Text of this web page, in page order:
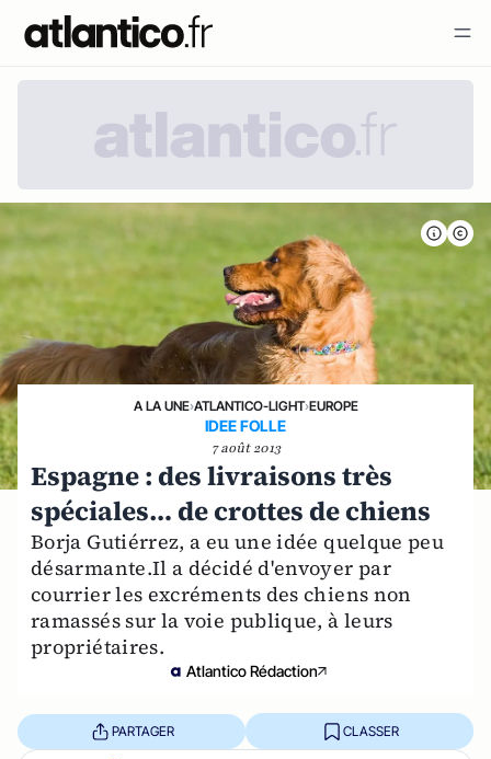
A LA UNE›ATLANTICO-LIGHT›EUROPE
IDEE FOLLE
7 août 2013
Espagne : des livraisons très
spéciales… de crottes de chiens
Borja Gutiérrez, a eu une idée quelque peu
désarmante.Il a décidé d'envoyer par
courrier les excréments des chiens non
ramassés sur la voie publique, à leurs
propriétaires.
Atlantico Rédaction
PARTAGER CLASSER